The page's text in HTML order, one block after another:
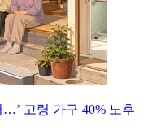
고령 가구 40% 노후